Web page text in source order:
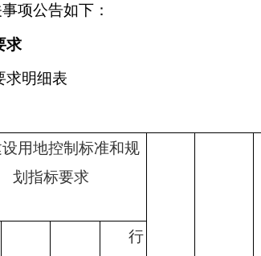
项公告如下：
求
求明细表
用地控制标准和规
划指标要求
行